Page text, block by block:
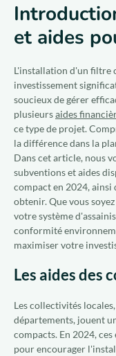
et aides
L'installation d'un filtre
investissement
soucieux de gérer
plusieursaides
ce type de projet.
la différence dans la
Dans cet article, nous
subventions et aides
compact en 2024, ainsi
obtenir. Que vous
votre système
conformité
maximiser votre
Les aides des
Les collectivités
départements, jouent
compacts. En 2024,
pour encourager